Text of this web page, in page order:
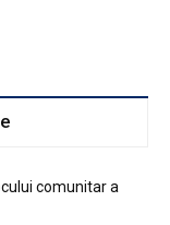
comunitar a